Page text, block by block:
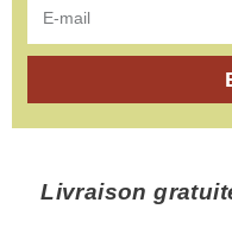
Livraison